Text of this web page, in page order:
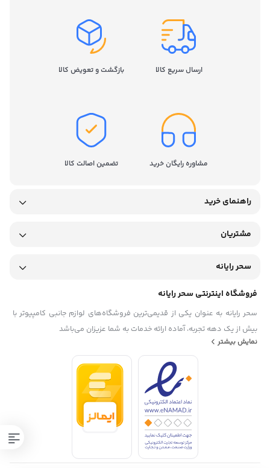
ارسال سریع کالا بازگشت و تعویض کالا
مشاوره رایگان خرید تضمین اصالت کالا
راهنمای خرید
مشتریان
سحر رایانه
فروشگاه اینترنتی سحر رایانه
سحر رایانه به عنوان یکی از قدیمی‌ترین فروشگاه‌های لوازم جانبی کامپیوتر با
بیش از یک دهه تجربه، آماده ارائه خدمات به شما عزیزان می‌باشد
نمایش بیشتر